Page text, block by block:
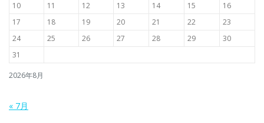
2026年8月
10
11 12 13 14 15
16
17
18 19 20 21 22
23
24
25 26 27 28 29
30
31
« 7月